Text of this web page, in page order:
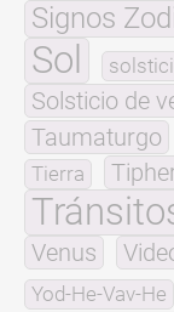
Signos
Sol
Solsticio de
Taumaturgo
Tierra
Venus
Yod-He-Vav-He